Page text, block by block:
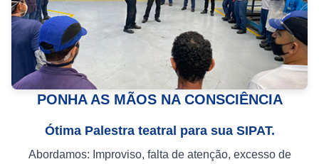
PONHA AS MÃOS NA CONSCIÊNCIA
Ótima Palestra teatral para sua SIPAT.
Abordamos: Improviso, falta de atenção, excesso de